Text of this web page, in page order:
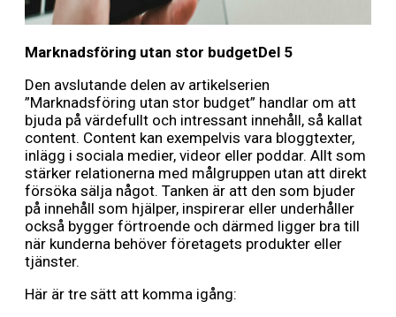
Marknadsföring utan stor budgetDel 5
Den avslutande delen av artikelserien
”Marknadsföring utan stor budget” handlar om att
bjuda på värdefullt och intressant innehåll, så kallat
content. Content kan exempelvis vara bloggtexter,
inlägg i sociala medier, videor eller poddar. Allt som
stärker relationerna med målgruppen utan att direkt
försöka sälja något. Tanken är att den som bjuder
på innehåll som hjälper, inspirerar eller underhåller
också bygger förtroende och därmed ligger bra till
när kunderna behöver företagets produkter eller
tjänster.
Här är tre sätt att komma igång: